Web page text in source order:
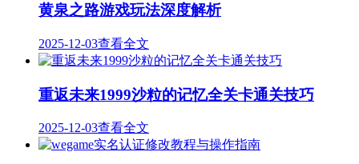
黄泉之路游戏玩法深度解析
2025-12-03查看全文
重返未来1999沙粒的记忆全关卡通关技巧
2025-12-03查看全文